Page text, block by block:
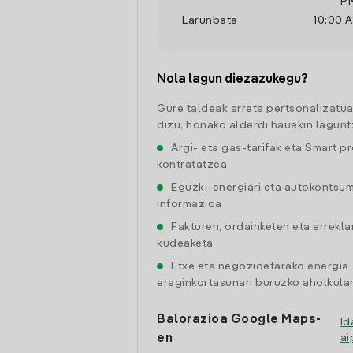
Larunbata
10:00
Nola lagun diezazukegu?
Gure taldeak arreta
dizu, honako alderdi hauekin
Argi- eta gas-tarifak eta Smart
kontratatzea
Eguzki-energiari eta
informazioa
Fakturen, ordainketen eta
kudeaketa
Etxe eta negozioetarako energia
eraginkortasunari buruzko
Balorazioa Google Maps-
en